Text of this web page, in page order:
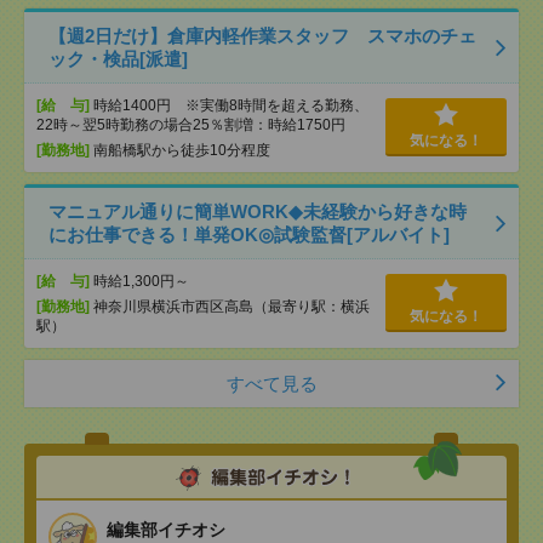
【週2日だけ】倉庫内軽作業スタッフ スマホのチェ
ック・検品[派遣]
[給 与] 時給1400円 ※実働8時間を超える勤務、
22時～翌5時勤務の場合25％割増：時給1750円
[勤務地] 南船橋駅から徒歩10分程度
気になる！
マニュアル通りに簡単WORK◆未経験から好きな時
にお仕事できる！単発OK◎試験監督[アルバイト]
[給 与] 時給1,300円～
[勤務地] 神奈川県横浜市西区高島（最寄り駅：横浜
駅）
気になる！
すべて見る
編集部イチオシ